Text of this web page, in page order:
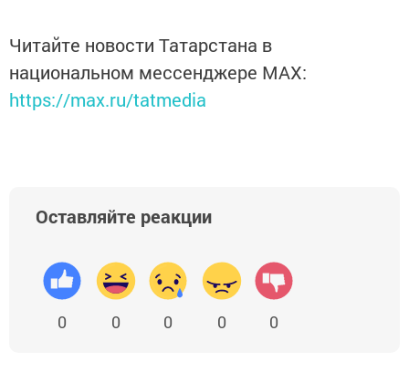
Читайте новости Татарстана в
национальном мессенджере MАХ:
https://max.ru/tatmedia
Оставляйте реакции
0 0 0 0 0